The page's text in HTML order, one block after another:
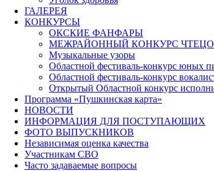
ГАЛЕРЕЯ
КОНКУРСЫ
ОКСКИЕ ФАНФАРЫ
МЕЖРАЙОННЫЙ КОНКУРС
Музыкальные узоры
Областной фестиваль-конкурс юных
Областной фестиваль-конкурс
Открытый Областной конкурс
Программа «Пушкинская карта»
НОВОСТИ
ИНФОРМАЦИЯ ДЛЯ ПОСТУПАЮЩИХ
ФОТО ВЫПУСКНИКОВ
Независимая оценка качества
Участникам СВО
Часто задаваемые вопросы